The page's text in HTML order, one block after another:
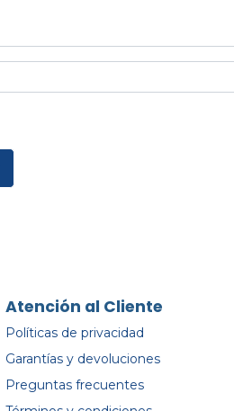
Atención al Cliente
Políticas de privacidad
Garantías y devoluciones
Preguntas frecuentes